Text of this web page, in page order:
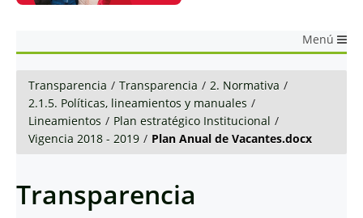
Menú
Transparencia / Transparencia / 2. Normativa /
2.1.5. Políticas, lineamientos y manuales /
Lineamientos / Plan estratégico Institucional /
Vigencia 2018 - 2019 / Plan Anual de Vacantes.docx
Transparencia